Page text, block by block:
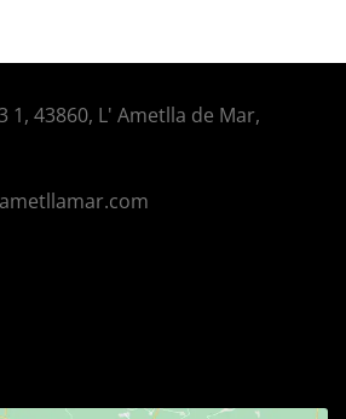
1, 43860, L' Ametlla de Mar,